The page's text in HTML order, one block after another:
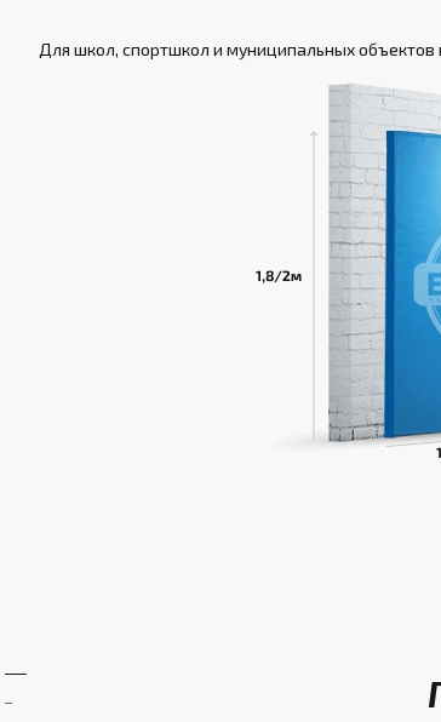
Для школ, спортшкол и муниципальных